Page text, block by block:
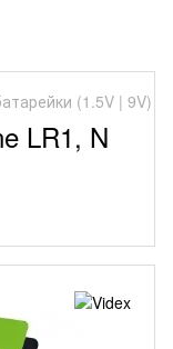
(1.5V | 9V)
LR1, N